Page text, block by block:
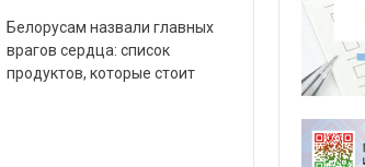
Белорусам назвали главных
врагов сердца: список
продуктов, которые стоит